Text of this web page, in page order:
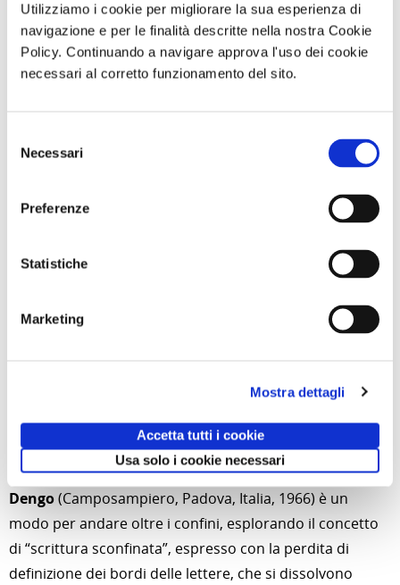
Utilizziamo i cookie per migliorare la sua esperienza di
navigazione e per le finalità descritte nella nostra Cookie
Policy. Continuando a navigare approva l'uso dei cookie
necessari al corretto funzionamento del sito.
delNecessari
Preferenze
Statistiche
Marketing
Mostra dettagli
Accetta tutti i cookie
Usa solo i cookie necessari
dove sviluppa il proprio linguaggio, in un continuo
movimento tra Asia e Occidente. La sua serie in
mostra
Break the Charactercontraddice la tradizione
caratteri cinesi e la loro perdita di valore semantico li fa
diventare astratti, pur mantenendo l’essenza della
calligrafia tradizionale a inchiostro. In questo modo,
tutti gli osservatori sono su un piano di parità di fronte
possono trovare un punto di incontro e dialogo.
ideogrammi del Daodejing, testo fondamentale del
taoismo attribuito al filosofo cinese Laozi, l’artista
sciogliendosi nell’oblio. Il testo, dice, è la sua risposta
L’operaMeravigliarsidiMonica
Dengo(Camposampiero, Padova, Italia, 1966) è un
modo per andare oltre i confini, esplorando il concetto
di “scrittura sconfinata”, espresso con la perdita di
definizione dei bordi delle lettere, che si dissolvono